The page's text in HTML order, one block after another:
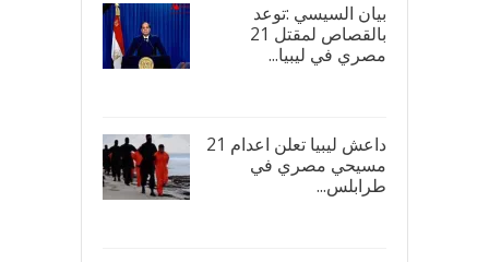
بيان السيسي :توعد
بالقصاص لمقتل 21
مصري في ليبيا...
داعش ليبيا تعلن اعدام 21
مسيحي مصري في
طرابلس...